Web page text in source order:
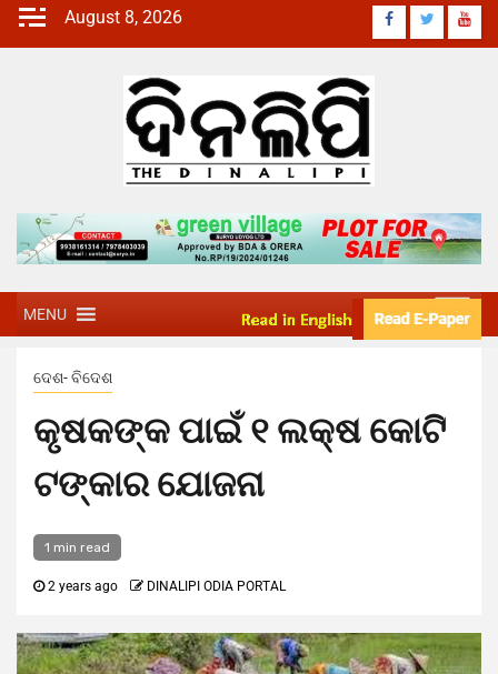
August 8, 2026
MENU
ଦେଶ- ବିଦେଶ
କୃଷକଙ୍କ ପାଇଁ ୧ ଲକ୍ଷ କୋଟି
ଟଙ୍କାର ଯୋଜନା
1 min read
2 years ago DINALIPI ODIA PORTAL